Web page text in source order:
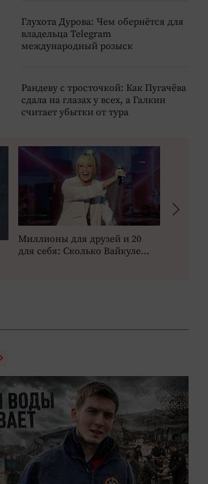
Глухота Дурова: Чем обернётся для
владельца Telegram
международный розыск
Рандеву с тросточкой: Как Пугачёва
сдала на глазах у всех, а Галкин
считает убытки от тура
Миллионы для друзей и 20
для себя: Сколько Вайкуле